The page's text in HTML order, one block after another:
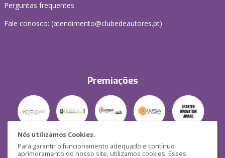
Nós utilizamos Cookies.
Para garantir o funcionamento adequado e contínuo
aprimoramento do nosso site, utilizamos cookies. Esses
Perguntas frequentes
Fale conosco: (atendimento@clubedeautores.pt)
Premiações
Segurança